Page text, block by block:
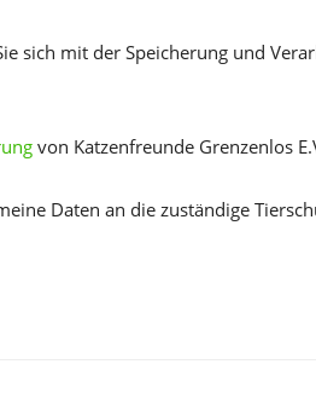
sich mit der Speicherung und
von Katzenfreunde Grenzenlos
Daten an die zuständige